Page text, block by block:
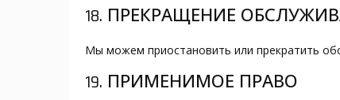
18. ПРЕКРАЩЕНИЕ
Мы можем приостановить или прекратить
19. ПРИМЕНИМОЕ ПРАВО